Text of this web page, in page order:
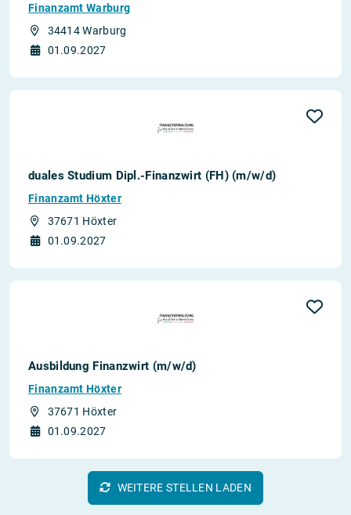
Finanzamt Warburg
34414 Warburg
01.09.2027
duales Studium Dipl.-Finanzwirt (FH) (m/w/d)
Finanzamt Höxter
37671 Höxter
01.09.2027
Ausbildung Finanzwirt (m/w/d)
Finanzamt Höxter
37671 Höxter
01.09.2027
WEITERE STELLEN LADEN